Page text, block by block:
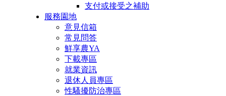
支付或接受之補助
服務園地
意見信箱
常見問答
鮮享農YA
下載專區
就業資訊
退休人員專區
性騷擾防治專區